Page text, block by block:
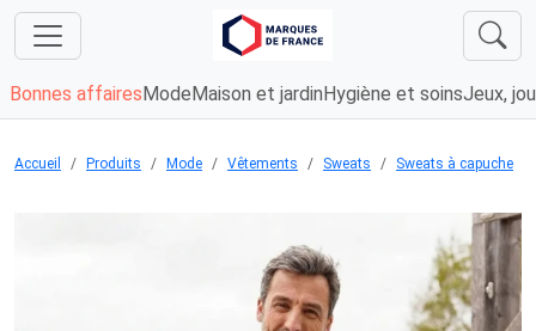
Bonnes affaires Mode Maison et jardin Hygiène et soinsJeux,
Accueil Produits Mode Vêtements Sweats Sweats à capuche